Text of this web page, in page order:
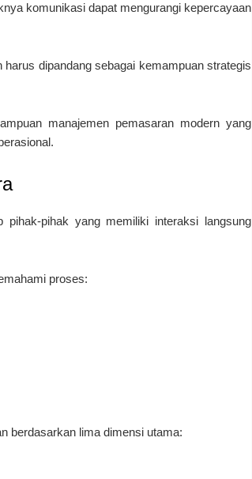
komunikasi dapat mengurangi kepercayaan
dipandang sebagai kemampuan strategis
manajemen pemasaran modern yang
pihak-pihak yang memiliki interaksi langsung
proses:
berdasarkan lima dimensi utama: